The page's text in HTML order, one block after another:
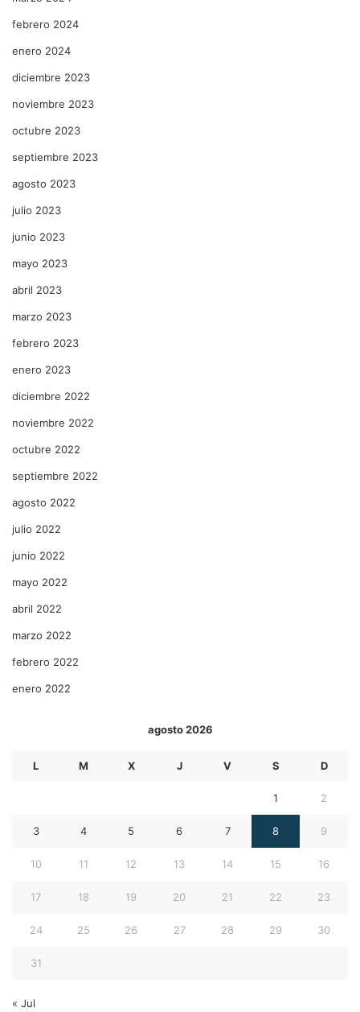
febrero 2024
enero 2024
diciembre 2023
noviembre 2023
octubre 2023
septiembre 2023
agosto 2023
julio 2023
junio 2023
mayo 2023
abril 2023
marzo 2023
febrero 2023
enero 2023
diciembre 2022
noviembre 2022
octubre 2022
septiembre 2022
agosto 2022
julio 2022
junio 2022
mayo 2022
abril 2022
marzo 2022
febrero 2022
enero 2022
agosto 2026
L M X J V S D
1 2
3 4 5 6 7 8 9
10 11 12 13 14 15 16
17 18 19 20 21 22 23
24 25 26 27 28 29 30
31
« Jul